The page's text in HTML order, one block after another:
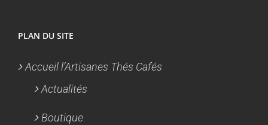
PLAN DU SITE
Accueil l’Artisanes Thés Cafés
Actualités
Boutique